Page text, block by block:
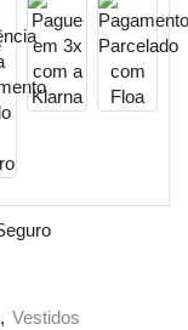
, Vestidos